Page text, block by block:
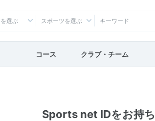
選ぶ スポーツを選ぶ
コース クラブ・チーム
Sports net IDをお持